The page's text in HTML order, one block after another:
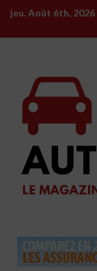
Skip
content
jeu. Août 6th, 2026